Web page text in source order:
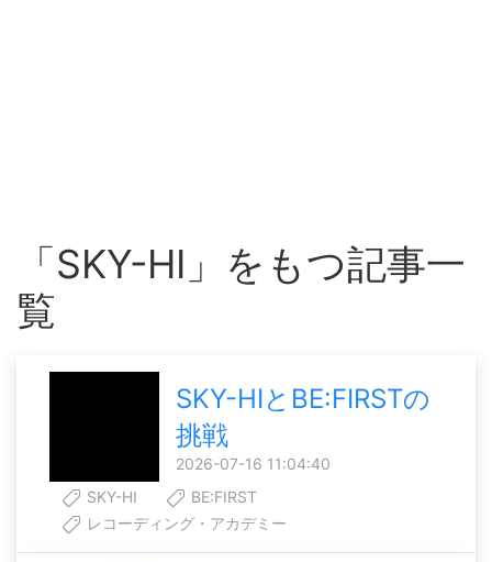
「SKY-HI」をもつ記事一
覧
SKY-HIとBE:FIRSTの
挑戦
2026-07-16 11:04:40
SKY-HI
BE:FIRST
レコーディング・アカデミー